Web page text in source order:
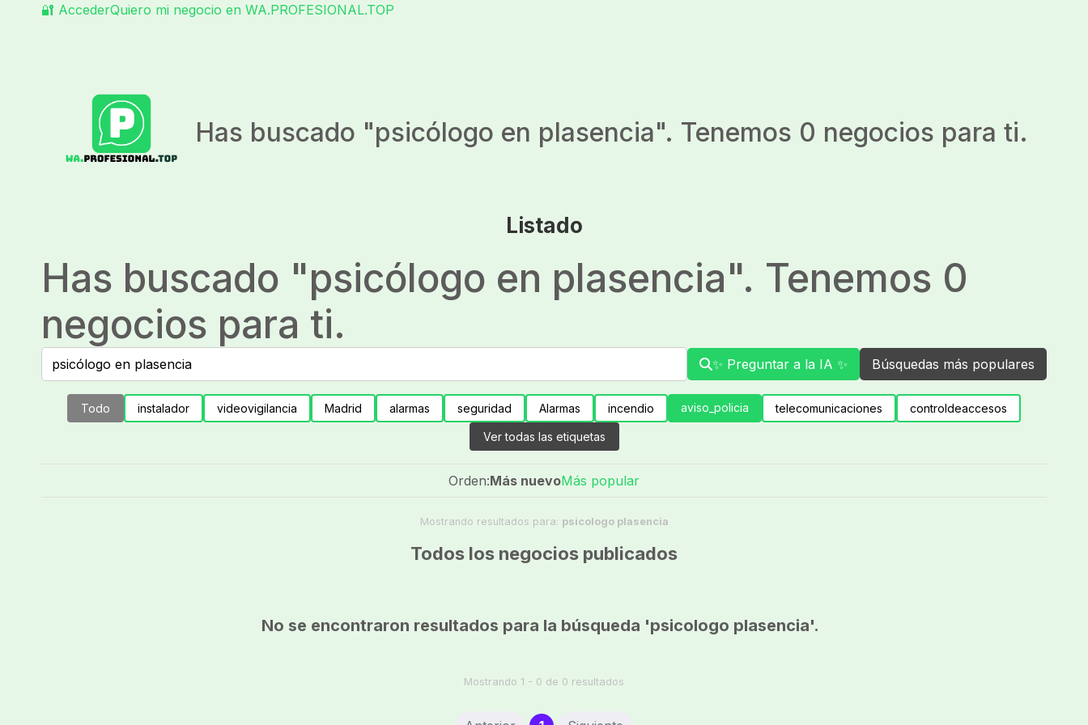
🔐 AccederQuiero mi negocio en WA.PROFESIONAL.TOP
Has buscado "psicólogo en plasencia". Tenemos 0 negocios para ti.
Listado
Has buscado "psicólogo en plasencia". Tenemos 0
negocios para ti.
✨ Preguntar a la IA ✨ Búsquedas más populares
Todo instalador videovigilancia Madrid alarmas seguridad Alarmas incendio aviso_policia telecomunicaciones controldeaccesos
Ver todas las etiquetas
Orden:Más nuevoMás popular
Mostrando resultados para: psicologo plasencia
Todos los negocios publicados
No se encontraron resultados para la búsqueda 'psicologo plasencia'.
Mostrando 1 - 0 de 0 resultados